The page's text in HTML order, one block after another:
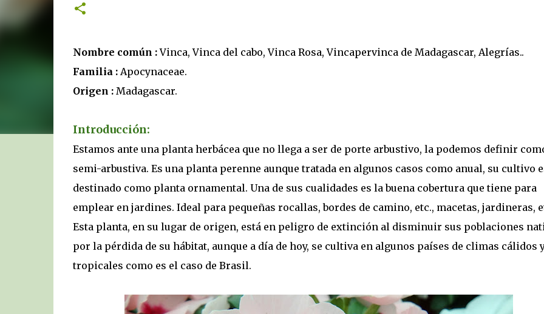
Nombre común :Vinca, Vinca del cabo, Vinca Rosa, Vincapervinca de Madagascar, Alegrías..
Familia :Apocynaceae.
Origen :Madagascar.
Introducción:
Estamos ante una planta herbácea que no llega a ser de porte arbustivo, la podemos definir
semi-arbustiva. Es una planta perenne aunque tratada en algunos casos como anual, su cultivo
destinado como planta ornamental. Una de sus cualidades es la buena cobertura que tiene para
emplear en jardines. Ideal para pequeñas rocallas, bordes de camino, etc., macetas, jardineras,
Esta planta, en su lugar de origen, está en peligro de extinción al disminuir sus poblaciones
por la pérdida de su hábitat, aunque a día de hoy, se cultiva en algunos países de climas cálidos
tropicales como es el caso de Brasil.